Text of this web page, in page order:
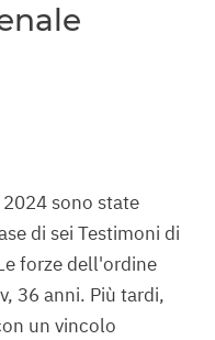
sono state
di sei Testimoni di
forze dell'ordine
36 anni. Più tardi,
un vincolo